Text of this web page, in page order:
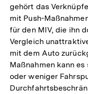
gehört das
mit Push-
für den MIV, die ihn
Vergleich
mit dem Auto
Maßnahmen kann
oder weniger